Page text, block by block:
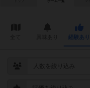
ゲーム一覧
経験あり